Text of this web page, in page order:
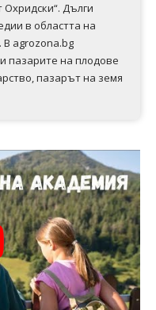
Дълги
в областта на
В agrozona.bg
пазарите на плодове
пазарът на земя